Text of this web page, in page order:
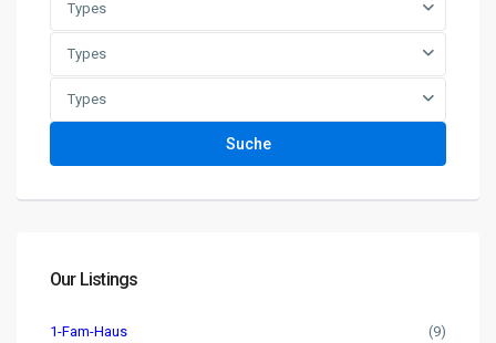
Types
Types
Types
Suche
Our Listings
1-Fam-Haus (9)